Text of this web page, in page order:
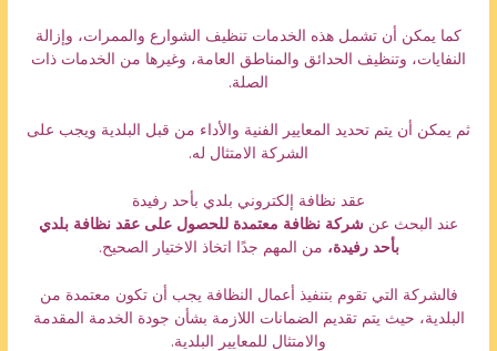
كما يمكن أن تشمل هذه الخدمات تنظيف الشوارع والممرات، وإزالة
النفايات، وتنظيف الحدائق والمناطق العامة، وغيرها من الخدمات ذات
الصلة.
ثم يمكن أن يتم تحديد المعايير الفنية والأداء من قبل البلدية ويجب على
الشركة الامتثال له.
عقد نظافة إلكتروني بلدي بأحد رفيدة
عند البحث عن شركة نظافة معتمدة للحصول على عقد نظافة بلدي
بأحد رفيدة، من المهم جدًا اتخاذ الاختيار الصحيح.
فالشركة التي تقوم بتنفيذ أعمال النظافة يجب أن تكون معتمدة من
البلدية، حيث يتم تقديم الضمانات اللازمة بشأن جودة الخدمة المقدمة
والامتثال للمعايير البلدية.